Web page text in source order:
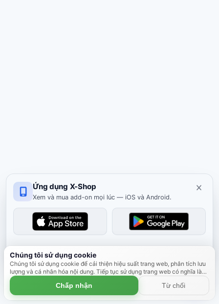
Ứng dụng X-Shop
Xem và mua add-on mọi lúc — iOS và Android.
Chúng tôi sử dụng cookie
Chúng tôi sử dụng cookie để cải thiện hiệu suất trang web, phân tích lưu
lượng và cá nhân hóa nội dung. Tiếp tục sử dụng trang web có nghĩa là
bạn đồng ý sử dụng cookie.
Chấp nhận Từ chối